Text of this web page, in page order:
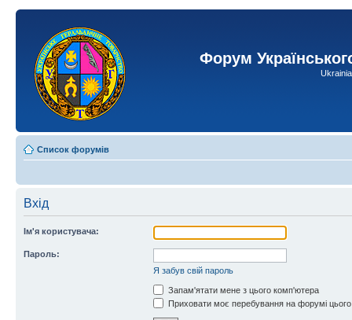
Форум
Список форумів
Вхід
Ім'я користувача:
Пароль:
Я забув свій пароль
Запам'ятати мене з цього комп'ютера
Приховати моє перебування на форумі